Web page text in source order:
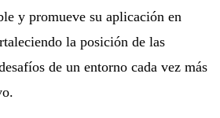
y promueve su aplicación en
la posición de las
de un entorno cada vez más